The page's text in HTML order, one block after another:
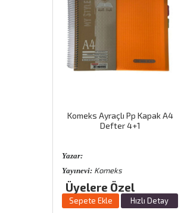
Pastoral Pp Kapak 17x24 cm
96 Yp Çizgili
Yazar:
Yayınevi:Gıpta
Üyelere Özel
Sepete Ekle Hızlı Detay